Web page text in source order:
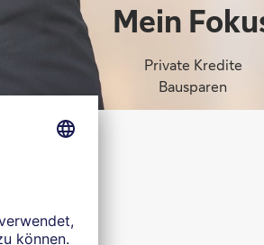
Mein
Private Kredite
Bausparen